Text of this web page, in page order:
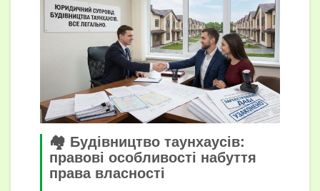
🏘️ Будівництво таунхаусів:
правові особливості набуття
права власності